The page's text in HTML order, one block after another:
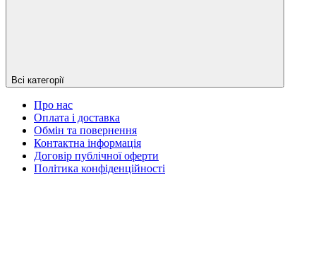
Всі категорії
Про нас
Оплата і доставка
Обмін та повернення
Контактна інформація
Договір публічної оферти
Політика конфіденційності